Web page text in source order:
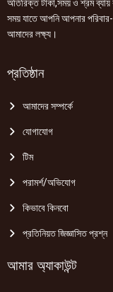
অতিরিক্ত টাকা,সময় ও শ্রম
সময় যাতে আপনি আপনার
আমাদের লক্ষ্য।
প্রতিষ্ঠান
আমাদের সম্পর্কে
যোগাযোগ
টিম
পরামর্শ/অভিযোগ
কিভাবে কিনবো
প্রতিনিয়ত জিজ্ঞাসিত প্রশ্ন
আমার অ্যাকাউন্ট